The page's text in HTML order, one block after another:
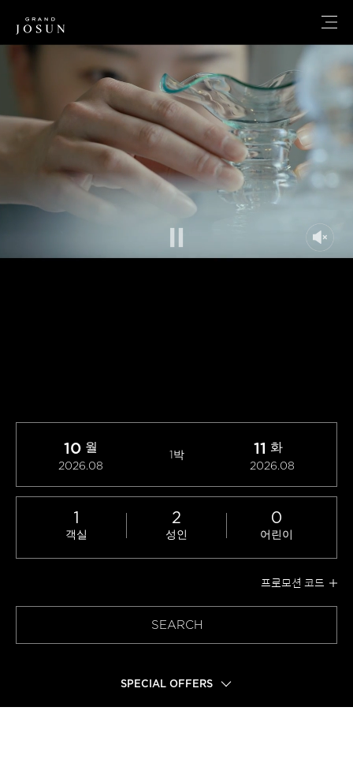
2026.08
10월
1박
2026.08
11 화
객실
1
성인
2
어린이
0
프로모션 코드
SEARCH
SPECIAL OFFERS